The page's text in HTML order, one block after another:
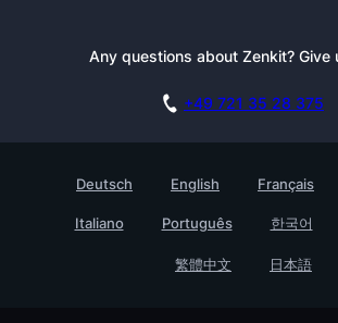
Reserva una demo
Academia
Empresa
Find a Partner
Boletín informativo
Any questions about Zenkit? Give
+49 721 35 28 375
Deutsch English Français
Italiano Português 한국어
繁體中文 日本語